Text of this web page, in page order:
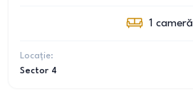
1 cameră
Locație:
Sector 4